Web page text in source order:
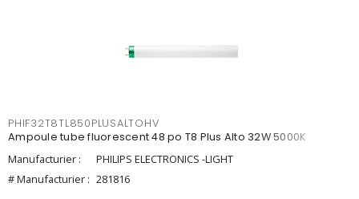
PHIF32T8TL850PLUSALTOHV
Ampoule tube fluorescent 48 po T8 Plus Alto 32W 5000K
Manufacturier :
PHILIPS ELECTRONICS -LIGHT
# Manufacturier : 281816